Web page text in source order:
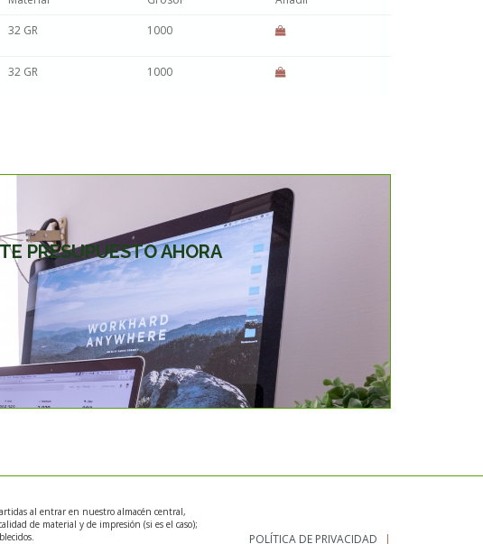
32 GR 1000
32 GR 1000
PRESUPUESTO AHORA
al entrar en nuestro almacén central,
de material y de impresión (si es el caso);
POLÍTICA DE PRIVACIDAD